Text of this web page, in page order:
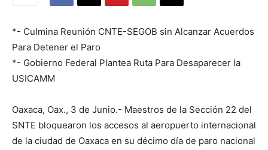
*- Culmina Reunión CNTE-SEGOB sin Alcanzar Acuerdos
Para Detener el Paro
*- Gobierno Federal Plantea Ruta Para Desaparecer la
USICAMM
Oaxaca, Oax., 3 de Junio.- Maestros de la Sección 22 del
SNTE bloquearon los accesos al aeropuerto internacional
de la ciudad de Oaxaca en su décimo día de paro nacional